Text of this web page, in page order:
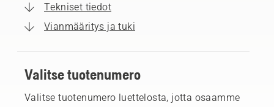
Tekniset tiedot
Vianmääritys ja tuki
Valitse tuotenumero
Valitse tuotenumero luettelosta, jotta osaamme